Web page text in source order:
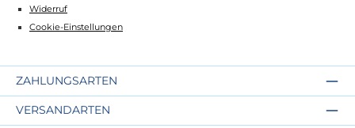
Widerruf
Cookie-Einstellungen
ZAHLUNGSARTEN
VERSANDARTEN